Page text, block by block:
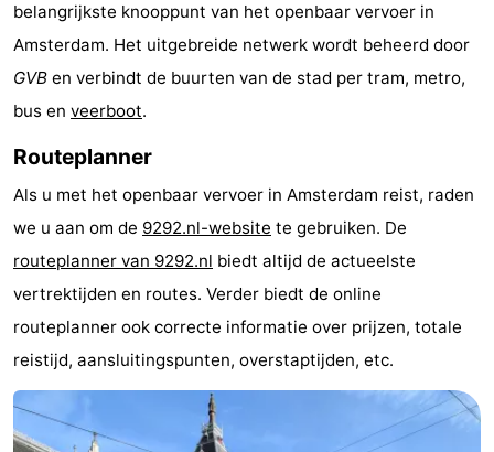
-
Bos
minutes
Musea
Zien
doen
Bezienswaardigheden
-
belangrijkste knooppunt van het openbaar vervoer in
Amsterdam. Het uitgebreide netwerk wordt beheerd door
GVB en verbindt de buurten van de stad per tram, metro,
bus en veerboot.
Routeplanner
Als u met het openbaar vervoer in Amsterdam reist, raden
we u aan om de 9292.nl-website te gebruiken. De
routeplanner van 9292.nl biedt altijd de actueelste
vertrektijden en routes. Verder biedt de online
routeplanner ook correcte informatie over prijzen, totale
reistijd, aansluitingspunten, overstaptijden, etc.